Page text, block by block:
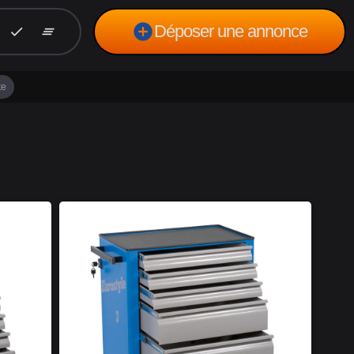
check clear_all add_circleDéposer une annonce